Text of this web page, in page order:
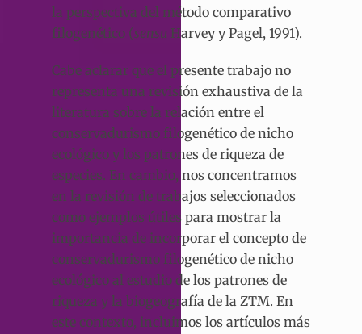
la perspectiva del método comparativo
filogenético (sensu Harvey y Pagel, 1991).
Cabe aclarar que el presente trabajo no
representa una revisión exhaustiva de la
literatura sobre la relación entre el
conservadurismo filogenético de nicho
ecológico y los patrones de riqueza de
especies. En cambio, nos concentramos
en la revisión de trabajos seleccionados
como ejemplos útiles para mostrar la
importancia de incorporar el concepto de
conservadurismo filogenético de nicho
ecológico al estudio de los patrones de
riqueza y la biogeografía de la ZTM. En
este contexto, incluimos los artículos más